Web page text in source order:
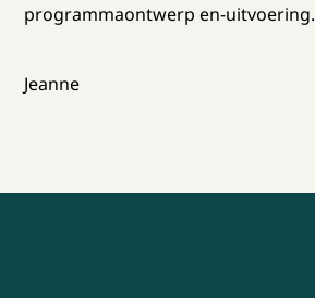
programmaontwerp en-uitvoering.
Jeanne